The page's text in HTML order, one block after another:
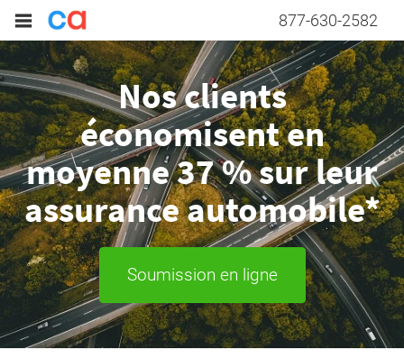
877-630-2582
Nos clients
économisent en
moyenne 37 % sur leur
assurance automobile*
Soumission en ligne